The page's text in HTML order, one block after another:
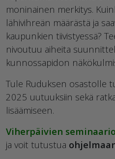
moninainen merkitys.
lähivihreän määrästä ja
kaupunkien tiivistyessä?
nivoutuu aiheita
kunnossapidon
Tule Ruduksen osastolle
2025 uutuuksiin sekä
lisäämiseen.
Viherpäivien
ja voit tutustua